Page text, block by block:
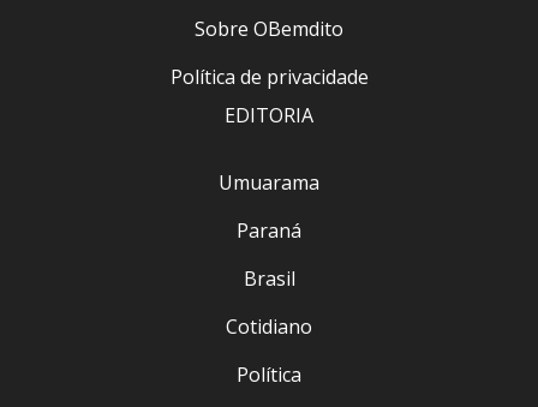
Sobre OBemdito
Política de privacidade
EDITORIA
Umuarama
Paraná
Brasil
Cotidiano
Política